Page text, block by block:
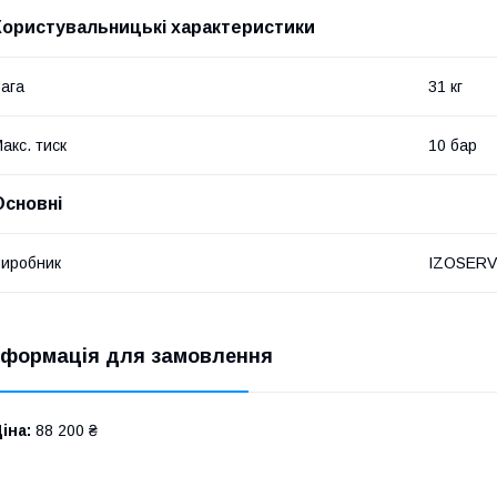
характеристики
31 кг
тиск 10 бар
для замовлення
88 200 ₴